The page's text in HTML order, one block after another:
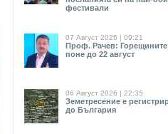
фестивали
07 Август 2026 | 09:21
Проф. Рачев: Горещините
поне до 22 август
06 Август 2026 | 22:35
Земетресение е
до България